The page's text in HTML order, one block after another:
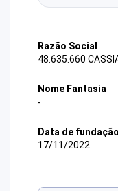
Razão Social
48.635.660
Nome Fantasia
-
Data de fundação
17/11/2022